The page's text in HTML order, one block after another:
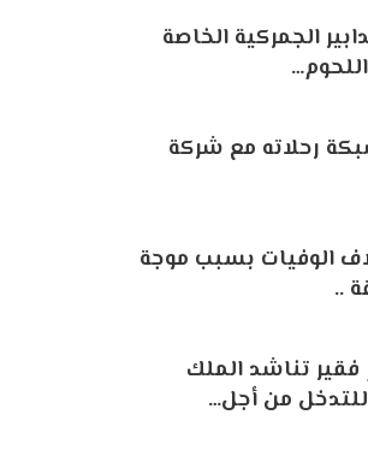
الجمركية الخاصة
رحلاته مع شركة
الوفيات بسبب موجة
..
فقير تناشد الملك
من أجل…